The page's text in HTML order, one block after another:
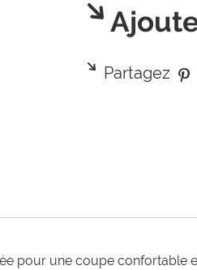
Partagez
pour une coupe confortable